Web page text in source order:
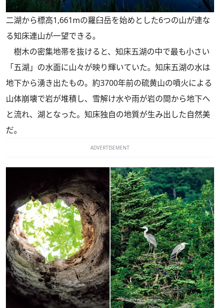
二湖から標高1,661mの羅臼岳を始めとした6つの山が連な
る知床連山が一望できる。
樹木の密集地帯を抜けると、知床五湖の中で最も小さい
「五湖」の水面に山々が映り輝いていた。知床五湖の水は
地下から湧き出たもの。約3700年前の硫黄山の噴火による
山体崩壊で岩が堆積し、雪解け水や雨が岩の間から地下へ
と流れ、湖となった。知床独自の地質が生み出した自然美
だ。
ADVERTISEMENT